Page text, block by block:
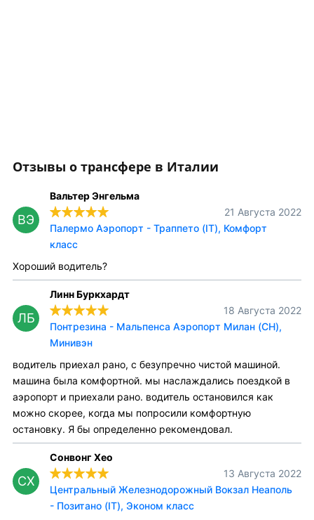
Отзывы о трансфере в Италии
ВЭ
Вальтер Энгельма
21 Августа 2022
Палермо Аэропорт - Траппето (IT), Комфорт
класс
Хороший водитель?
ЛБ
Линн Буркхардт
18 Августа 2022
Понтрезина - Мальпенса Аэропорт Милан (CH),
Минивэн
водитель приехал рано, с безупречно чистой машиной.
машина была комфортной. мы наслаждались поездкой в
аэропорт и приехали рано. водитель остановился как
можно скорее, когда мы попросили комфортную
остановку. Я бы определенно рекомендовал.
СХ
Сонвонг Хео
13 Августа 2022
Центральный Железнодорожный Вокзал Неаполь
- Позитано (IT), Эконом класс